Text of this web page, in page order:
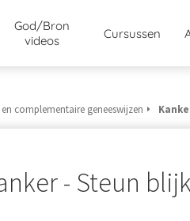
God/Bron
videos
Cursussen
complementaire geneeswijzen
- Steun